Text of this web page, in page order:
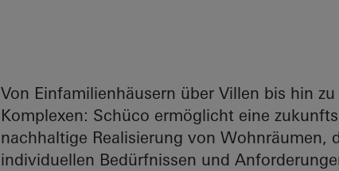
Von Einfamilienhäusern über Villen bis hin
Komplexen: Schüco ermöglicht eine
nachhaltige Realisierung von Wohnräumen,
individuellen Bedürfnissen und